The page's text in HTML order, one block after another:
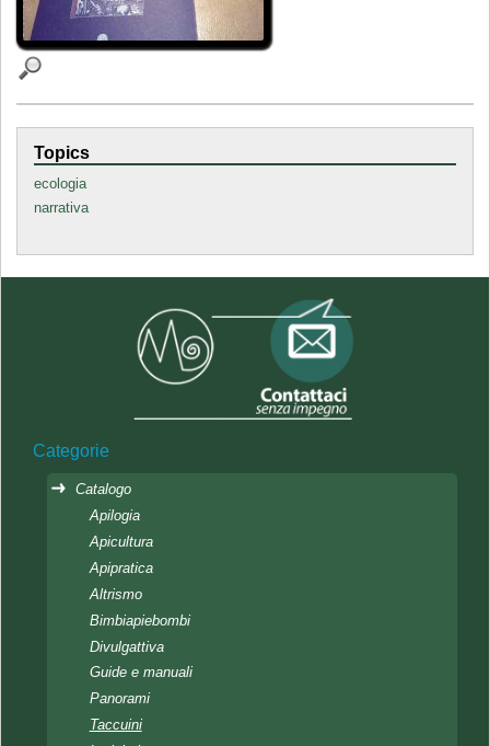
Topics
ecologia
narrativa
Categorie
Catalogo
Apilogia
Apicultura
Apipratica
Altrismo
Bimbiapiebombi
Divulgattiva
Guide e manuali
Panorami
Taccuini